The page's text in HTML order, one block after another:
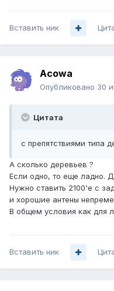
Вставить ник
Acowa
Опубликовано 30
Цитата
с препятствиями типа
А сколько деревьев ?
Если одно, то еще ладно.
Нужно ставить 2100'е с
и хорошие антены
В общем условия как для
Вставить ник